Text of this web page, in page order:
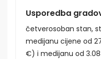
Usporedba
četverosoban stan,
medijanu cijene od
€) i medijanu od